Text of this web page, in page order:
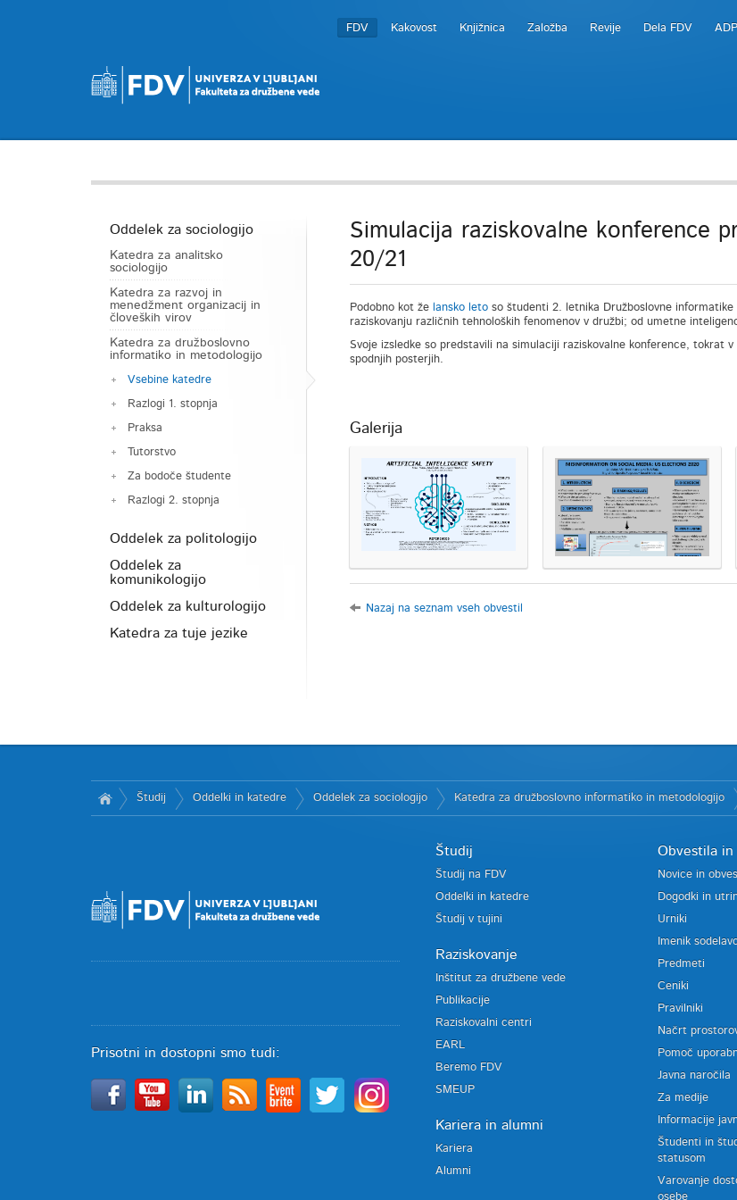
FDV Kakovost Knjižnica Založba Revije Dela FDV ADP
Oddelek za sociologijo
Katedra za analitsko
sociologijo
Katedra za razvoj in
menedžment organizacij in
človeških virov
Katedra za družboslovno
informatiko in metodologijo
Vsebine katedre
Razlogi 1. stopnja
Praksa
Tutorstvo
Za bodoče študente
Razlogi 2. stopnja
Oddelek za politologijo
Oddelek za
komunikologijo
Oddelek za kulturologijo
Katedra za tuje jezike
Simulacija raziskovalne konference
20/21
Podobno kot že lansko letoso študenti 2. letnika Družboslovne
raziskovanju različnih tehnoloških fenomenov v družbi; od umetne
Svoje izsledke so predstavili na simulaciji raziskovalne konference, tokrat
spodnjih posterjih.
Galerija
Nazaj na seznam vseh obvestil
Študij Oddelki in katedre Oddelek za sociologijo Katedra za družboslovno informatiko in metodologijo
Prisotni in dostopni smo tudi:
Študij
Študij na FDV
Oddelki in katedre
Študij v tujini
Raziskovanje
Inštitut za družbene vede
Publikacije
Raziskovalni centri
EARL
Beremo FDV
SMEUP
Kariera in alumni
Kariera
Alumni
Obvestila
Novice in
Dogodki in
Urniki
Imenik
Predmeti
Ceniki
Pravilniki
Načrt
Pomoč
Javna naročila
Za medije
Informacije
Študenti in
statusom
Varovanje
osebe